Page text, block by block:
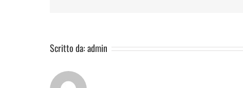
Scritto da:admin